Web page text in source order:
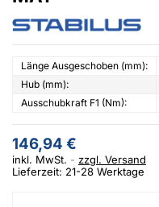
Länge Ausgeschoben (mm):
Hub (mm):
Ausschubkraft F1 (Nm):
146,94 €
inkl. MwSt.
zzgl. Versand
Lieferzeit: 21-28 Werktage